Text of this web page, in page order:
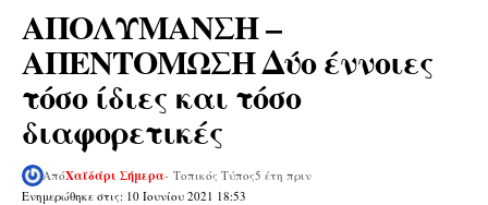
ΑΠΟΛΥΜΑΝΣΗ –
ΑΠΕΝΤΟΜΩΣΗ Δύο έννοιες
τόσο ίδιες και τόσο
διαφορετικές
Ενημερώθηκε στις: 10 Ιουνίου 2021 18:53
ΑπόΧαϊδάρι Σήμερα- Τοπικός Τύπος5 έτη πριν